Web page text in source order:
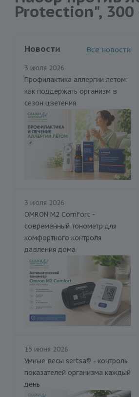
Protection", 300
Новости Все новости
3 июля 2026
Профилактика аллергии летом:
как поддержать организм в
сезон цветения
3 июля 2026
OMRON M2 Comfort -
современный тонометр для
комфортного контроля
давления дома
15 июня 2026
Умные весы sertsa® - контроль
показателей организма каждый
день